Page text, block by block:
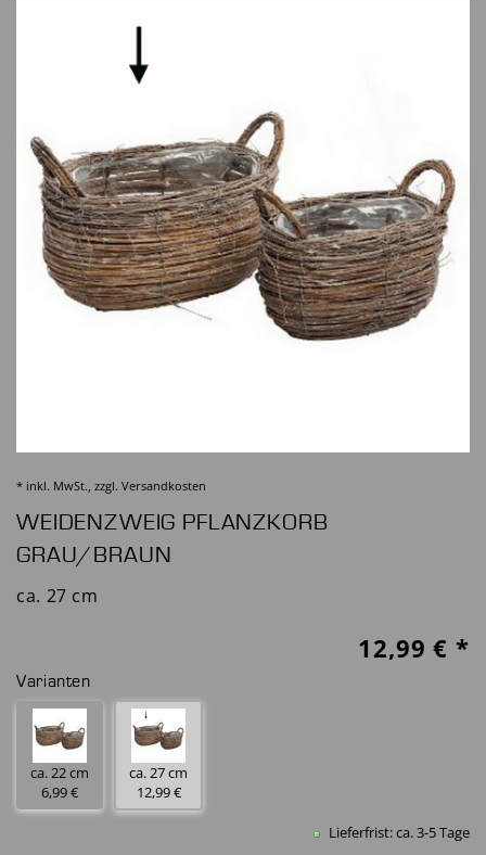
* inkl. MwSt., zzgl. Versandkosten
WEIDENZWEIG PFLANZKORB
GRAU/BRAUN
ca. 27 cm
12,99 € *
Varianten
ca. 22 cm
6,99 €
ca. 27 cm
12,99 €
Lieferfrist: ca. 3-5 Tage